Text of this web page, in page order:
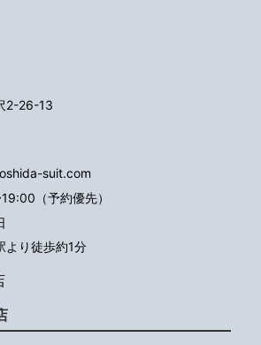
2-26-13
suit.com
（予約優先）
より徒歩約1分